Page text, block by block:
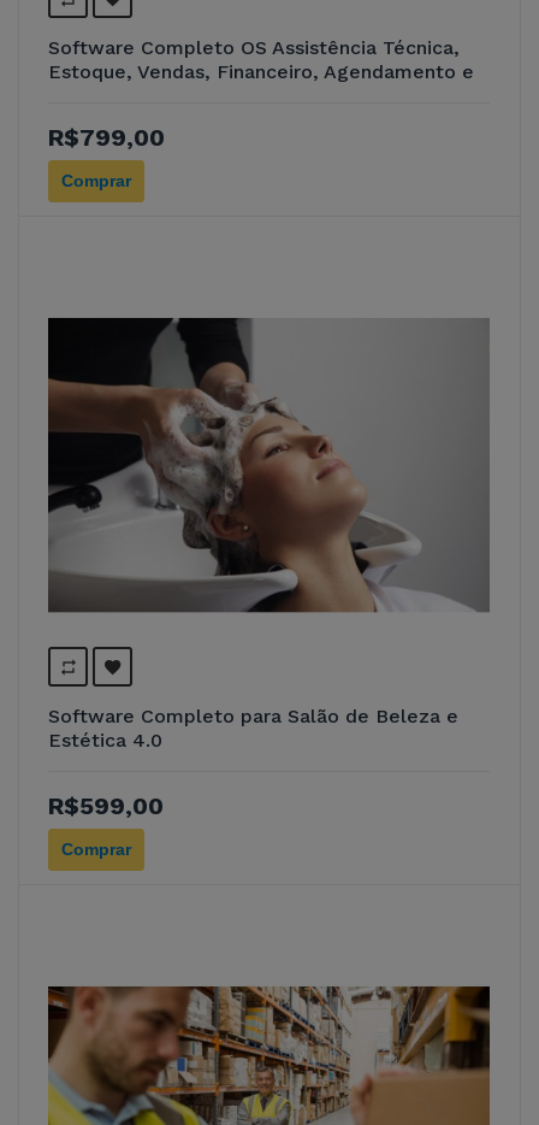
Software Completo OS Assistência Técnica,
Estoque, Vendas, Financeiro, Agendamento e
R$799,00
Comprar
Software Completo para Salão de Beleza e
Estética 4.0
R$599,00
Comprar